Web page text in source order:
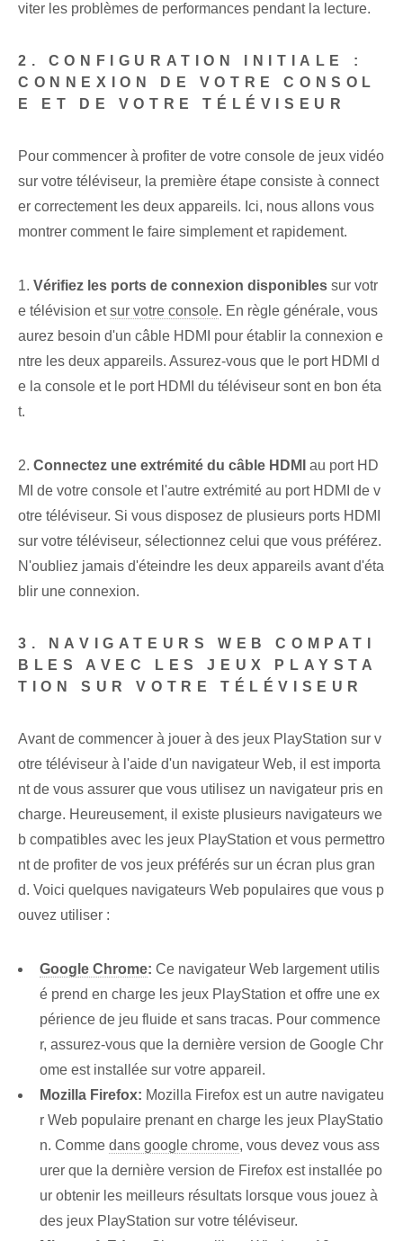
viter les problèmes de performances pendant la lecture.
2. CONFIGURATION INITIALE :
CONNEXION DE VOTRE CONSOL
E ET DE VOTRE TÉLÉVISEUR
Pour commencer à profiter de votre console de jeux vidéo
sur votre téléviseur, la première étape consiste à connect
er correctement les deux appareils. Ici, nous allons vous
montrer comment le faire simplement et rapidement.
1. Vérifiez les ports de connexion disponibles sur votr
e télévision etsur votre console. En règle générale, vous
aurez besoin d'un câble HDMI pour établir la connexion e
ntre les deux appareils. Assurez-vous que le port HDMI d
e la console et le port HDMI du téléviseur sont en bon éta
t.
2. Connectez une extrémité du câble HDMI au port HD
MI de votre console et l'autre extrémité au port HDMI de v
otre téléviseur. Si vous disposez de plusieurs ports HDMI
sur votre téléviseur, sélectionnez celui que vous préférez.
N'oubliez jamais d'éteindre les deux appareils avant d'éta
blir une connexion.
3. NAVIGATEURS WEB COMPATI
BLES AVEC LES JEUX PLAYSTA
TION SUR VOTRE TÉLÉVISEUR
Avant de commencer à jouer à des jeux PlayStation sur v
otre téléviseur à l'aide d'un navigateur Web, il est importa
nt de vous assurer que vous utilisez un navigateur pris en
charge. Heureusement, il existe plusieurs navigateurs we
b compatibles avec les jeux PlayStation et vous permettro
nt de profiter de vos jeux préférés sur un écran plus gran
d. Voici quelques navigateurs Web populaires que vous p
ouvez utiliser :
Google Chrome: Ce navigateur Web largement utilis
é prend en charge les jeux PlayStation et offre une ex
périence de jeu fluide et sans tracas. Pour commence
r, assurez-vous que la dernière version de Google Chr
ome est installée sur votre appareil.
Mozilla Firefox: Mozilla Firefox est un autre navigateu
r Web populaire prenant en charge les jeux PlayStatio
n. Comme dans google chrome, vous devez vous ass
urer que la dernière version de Firefox est installée po
ur obtenir les meilleurs résultats lorsque vous jouez à
des jeux PlayStation sur votre téléviseur.